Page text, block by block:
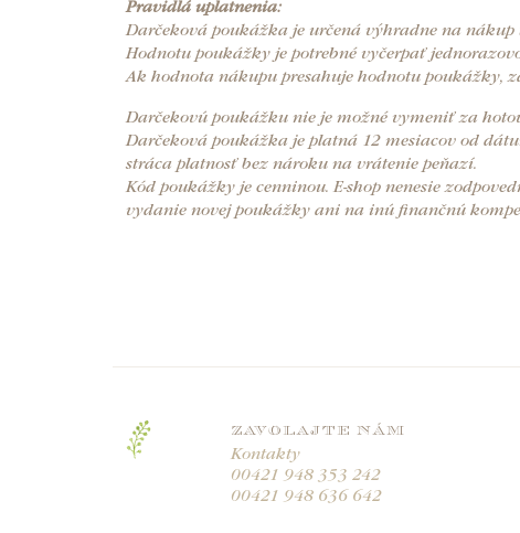
Pravidlá uplatnenia:
Darčeková poukážka je určená výhradne na nákup
Hodnotu poukážky je potrebné vyčerpať
Ak hodnota nákupu presahuje hodnotu poukážky,
Darčekovú poukážku nie je možné vymeniť za
Darčeková poukážka je platná 12 mesiacov od
stráca platnosť bez nároku na vrátenie peňazí.
Kód poukážky je cenninou. E-shop nenesie
vydanie novej poukážky ani na inú finančnú
ZAVOLAJTE NÁM
Kontakty
00421 948 353 242
00421 948 636 642